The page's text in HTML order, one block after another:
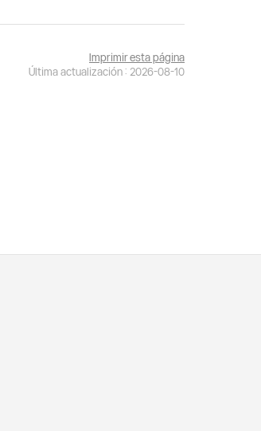
Imprimir esta página
Última actualización : 2026-08-10